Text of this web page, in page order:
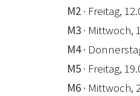
M2 · Freitag,
M3 · Mittwoch,
M4·
M5 · Freitag,
M6 · Mittwoch,